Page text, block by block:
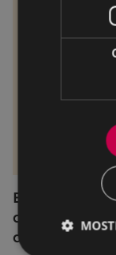
El servicio
disponible en
del horario